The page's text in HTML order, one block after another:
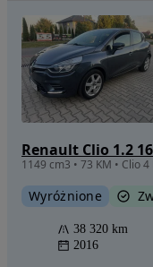
Renault Clio 1.2
1149 cm3 • 73 KM • Clio
Wyróżnione
38 320 km
2016